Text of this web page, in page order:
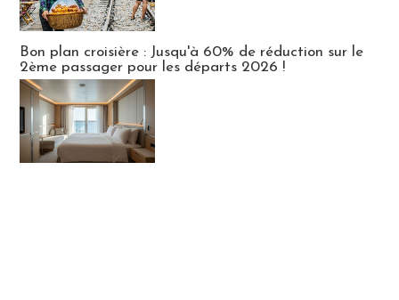
Bon plan croisière : Jusqu'à 60% de réduction sur le
2ème passager pour les départs 2026 !